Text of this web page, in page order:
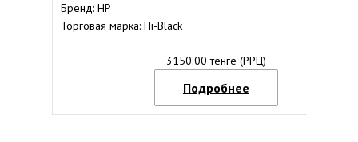
Бренд: HP
Торговая марка: Hi-Black
3150.00 тенге (РРЦ)
Подробнее